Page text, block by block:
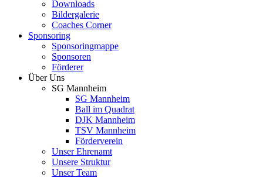
Downloads
Bildergalerie
Coaches Corner
Sponsoring
Sponsoringmappe
Sponsoren
Förderer
Über Uns
SG Mannheim
SG Mannheim
Ball im Quadrat
DJK Mannheim
TSV Mannheim
Förderverein
Unser Ehrenamt
Unsere Struktur
Unser Team